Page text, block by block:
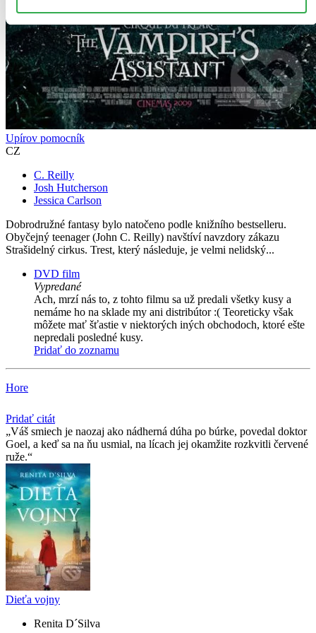
Upírov pomocník
CZ
C. Reilly
Josh Hutcherson
Jessica Carlson
Dobrodružné fantasy bylo natočeno podle knižního bestselleru.
Obyčejný teenager (John C. Reilly) navštíví navzdory zákazu
Strašidelný cirkus. Trest, který následuje, je velmi nelidský...
DVD film
Vypredané
Ach, mrzí nás to, z tohto filmu sa už predali všetky kusy a
nemáme ho na sklade my ani distribútor :( Teoreticky však
môžete mať šťastie v niektorých iných obchodoch, ktoré ešte
nepredali posledné kusy.
Pridať do zoznamu
Hore
Pridať citát
Váš smiech je naozaj ako nádherná dúha po búrke, povedal doktor
Goel, a keď sa na ňu usmial, na lícach jej okamžite rozkvitli červené
ruže.
Dieťa vojny
Renita D´Silva